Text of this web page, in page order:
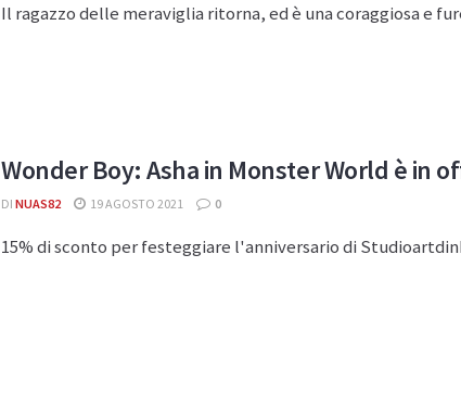
Il ragazzo delle meraviglia ritorna, ed è una coraggiosa e
Wonder Boy: Asha in Monster World è in
DI NUAS82 19 AGOSTO 2021 0
15% di sconto per festeggiare l'anniversario di